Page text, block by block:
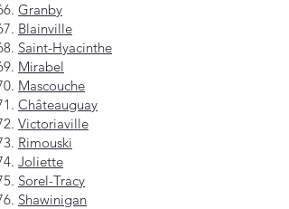
Granby
Blainville
Saint-Hyacinthe
Mirabel
Mascouche
Châteauguay
Victoriaville
Rimouski
Joliette
Sorel-Tracy
Shawinigan